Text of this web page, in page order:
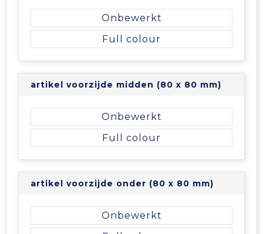
Onbewerkt
Full colour
artikel voorzijde midden (80 x 80 mm)
Onbewerkt
Full colour
artikel voorzijde onder (80 x 80 mm)
Onbewerkt